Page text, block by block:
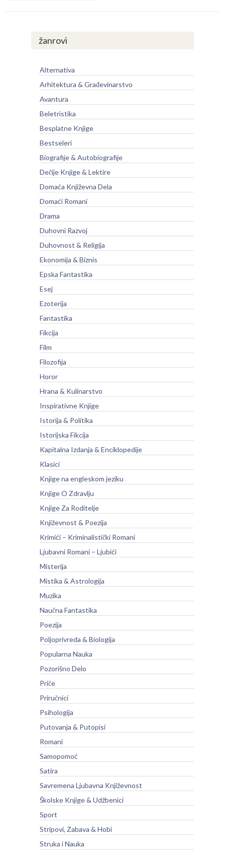
žanrovi
Alternativa
Arhitektura & Građevinarstvo
Avantura
Beletristika
Besplatne Knjige
Bestseleri
Biografije & Autobiografije
Dečije Knjige & Lektire
Domaća Književna Dela
Domaći Romani
Drama
Duhovni Razvoj
Duhovnost & Religija
Ekonomija & Biznis
Epska Fantastika
Esej
Ezoterija
Fantastika
Fikcija
Film
Filozofija
Horor
Hrana & Kulinarstvo
Inspirativne Knjige
Istorija & Politika
Istorijska Fikcija
Kapitalna Izdanja & Enciklopedije
Klasici
Knjige na engleskom jeziku
Knjige O Zdravlju
Knjige Za Roditelje
Književnost & Poezija
Krimići – Kriminalistički Romani
Ljubavni Romani – Ljubići
Misterija
Mistika & Astrologija
Muzika
Naučna Fantastika
Poezija
Poljoprivreda & Biologija
Popularna Nauka
Pozorišno Delo
Priče
Priručnici
Psihologija
Putovanja & Putopisi
Romani
Samopomoć
Satira
Savremena Ljubavna Književnost
Školske Knjige & Udžbenici
Sport
Stripovi, Zabava & Hobi
Struka i Nauka